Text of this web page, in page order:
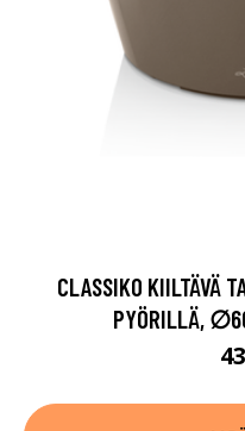
CLASSIKO KIILTÄVÄ
PYÖRILLÄ,